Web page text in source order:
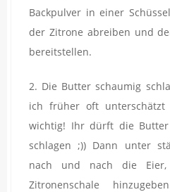
Backpulver in einer
der Zitrone abreiben und
bereitstellen.
2. Die Butter schaumig
ich früher oft
wichtig! Ihr dürft die
schlagen ;)) Dann unter
nach und nach die
Zitronenschale